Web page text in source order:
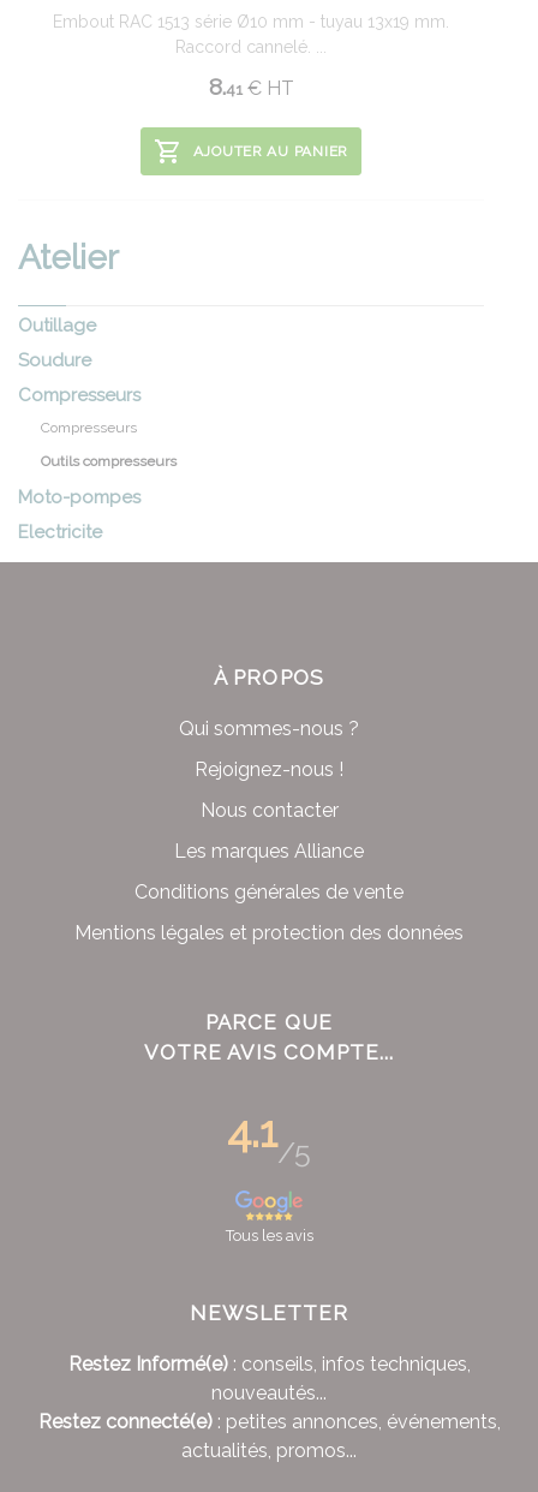
Embout RAC 1513 série Ø10 mm - tuyau 13x19 mm.
Raccord cannelé. ...
8.41 €HT
AJOUTER AU PANIER
Atelier
Outillage
Soudure
Compresseurs
Compresseurs
Outils compresseurs
Moto-pompes
Electricite
À PROPOS
Qui sommes-nous ?
Rejoignez-nous !
Nous contacter
Les marques Alliance
Conditions générales de vente
Mentions légales et protection des données
PARCE QUE
VOTRE AVIS COMPTE...
4.1/5
Tous les avis
NEWSLETTER
Restez Informé(e): conseils, infos techniques,
nouveautés...
Restez connecté(e): petites annonces, événements,
actualités, promos...